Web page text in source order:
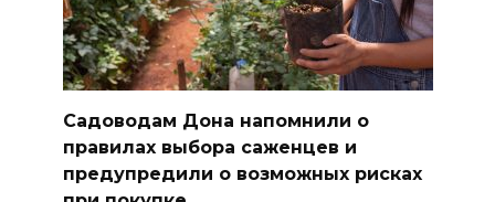
Садоводам Дона напомнили о
правилах выбора саженцев и
предупредили о возможных рисках